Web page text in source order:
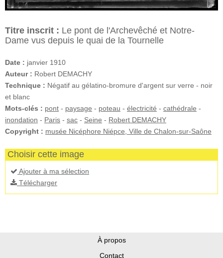
Titre inscrit : Le pont de l'Archevêché et Notre-
Dame vus depuis le quai de la Tournelle
Date : janvier 1910
Auteur : Robert DEMACHY
Technique : Négatif au gélatino-bromure d'argent sur verre - noir
et blanc
Mots-clés : pont - paysage - poteau - électricité - cathédrale -
inondation - Paris - sac - Seine - Robert DEMACHY
Copyright : musée Nicéphore Niépce, Ville de Chalon-sur-Saône
Choisir cette image
Ajouter à ma sélection
Télécharger
À propos
Contact